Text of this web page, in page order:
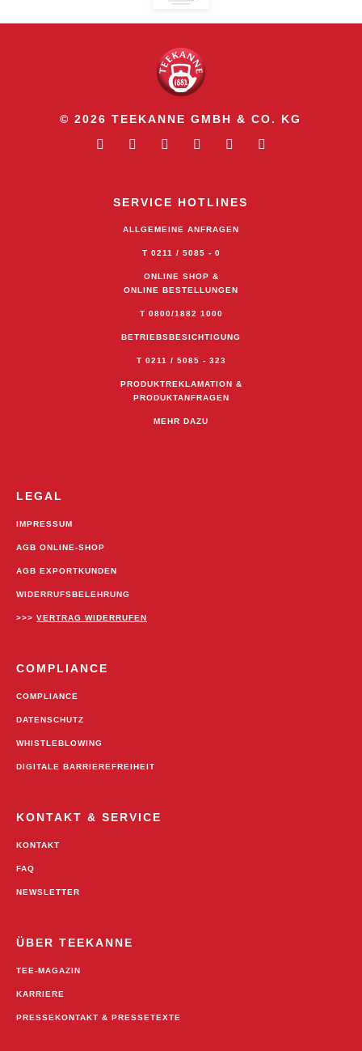
© 2026 TEEKANNE GMBH & CO. KG
SERVICE HOTLINES
ALLGEMEINE ANFRAGEN
T 0211 / 5085 - 0
ONLINE SHOP &
ONLINE BESTELLUNGEN
T 0800/1882 1000
BETRIEBSBESICHTIGUNG
T 0211 / 5085 - 323
PRODUKTREKLAMATION &
PRODUKTANFRAGEN
MEHR DAZU
LEGAL
IMPRESSUM
AGB ONLINE-SHOP
AGB EXPORTKUNDEN
WIDERRUFSBELEHRUNG
>>> VERTRAG WIDERRUFEN
COMPLIANCE
COMPLIANCE
DATENSCHUTZ
WHISTLEBLOWING
DIGITALE BARRIEREFREIHEIT
KONTAKT & SERVICE
KONTAKT
FAQ
NEWSLETTER
ÜBER TEEKANNE
TEE-MAGAZIN
KARRIERE
PRESSEKONTAKT & PRESSETEXTE